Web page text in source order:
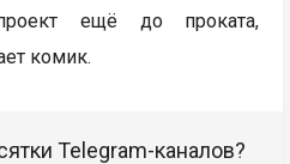
ещё до проката,
комик.
Telegram-каналов?